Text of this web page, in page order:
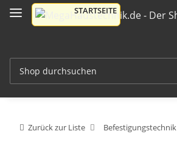
Zurück zur Liste Befestigungstechnik